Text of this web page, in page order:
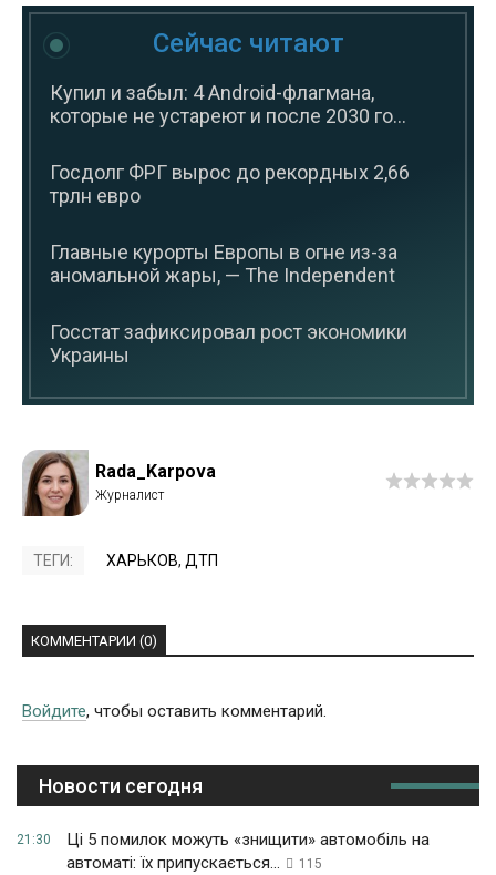
Сейчас читают
Купил и забыл: 4 Android-флагмана,
которые не устареют и после 2030 го...
Госдолг ФРГ вырос до рекордных 2,66
трлн евро
Главные курорты Европы в огне из-за
аномальной жары, — The Independent
Госстат зафиксировал рост экономики
Украины
Rada_Karpova
ТЕГИ: ХАРЬКОВ, ДТП
КОММЕНТАРИИ (0)
Войдите, чтобы оставить комментарий.
Новости сегодня
21:30
Ці 5 помилок можуть «знищити» автомобіль на
автоматі: їх припускається...
115